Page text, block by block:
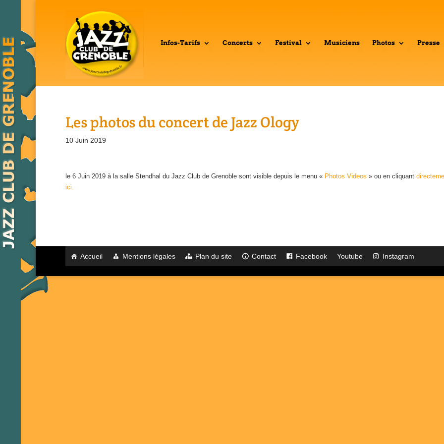
Infos-Tarifs Concerts Festival Musiciens Photos Presse
Les photos du concert de Jazz Ology
10 Juin 2019
le 6 Juin 2019 à la salle Stendhal du Jazz Club de Grenoble sont visible depuis le menu « Photos Videos » ou en cliquant
ici.
Accueil Mentions légales Plan du site Contact Facebook Youtube Instagram